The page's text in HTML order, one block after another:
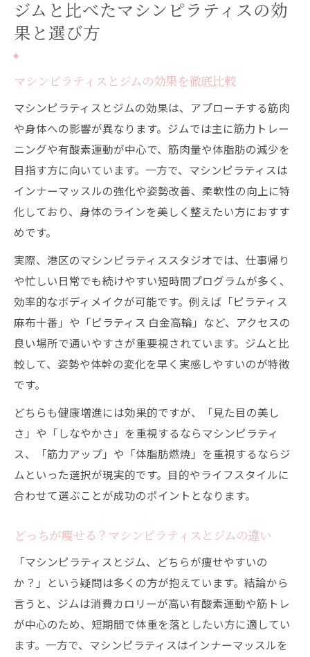
ジムと比べたマシンピラティスの効
果と選び方
マシンピラティスとジムの効果を徹底比較
マシンピラティスとジムの効果は、アプローチする筋肉
や身体への影響が異なります。ジムでは主に筋力トレー
ニングや有酸素運動が中心で、筋肉量や体脂肪の減少を
目指す方に向いています。一方で、マシンピラティスは
インナーマッスルの強化や姿勢改善、柔軟性の向上に特
化しており、身体のラインを美しく整えたい方におすす
めです。
実際、港区のマシンピラティススタジオでは、仕事帰り
や忙しい日常でも続けやすい短時間プログラムが多く、
効率的なボディメイクが可能です。例えば「ピラティス
麻布十番」や「ピラティス 白金高輪」など、アクセスの
良い場所で通いやすさが重要視されています。ジムと比
較して、姿勢や体幹の変化を早く実感しやすいのが特徴
です。
どちらも健康増進には効果的ですが、「見た目の美し
さ」や「しなやかさ」を重視するならマシンピラティ
ス、「筋力アップ」や「体脂肪燃焼」を重視するならジ
ムといった選択が現実的です。目的やライフスタイルに
合わせて選ぶことが成功のポイントとなります。
どっちが痩せる？マシンピラティスとジムの違い
「マシンピラティスとジム、どちらが痩せやすいの
か？」という疑問は多くの方が抱えています。結論から
言うと、ジムは消費カロリーが高い有酸素運動や筋トレ
が中心のため、短期間で体重を落としたい方に適してい
ます。一方で、マシンピラティスはインナーマッスルを